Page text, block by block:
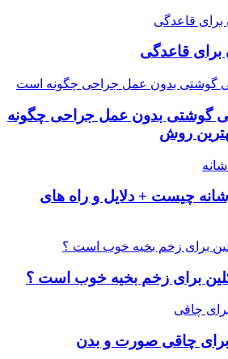
قاعدگی
گوشتی بدون عمل جراحی چگونه
روش
چیست + دلایل و راه های
برای زخم بخیه خوب است ؟
چاقی صورت و بدن